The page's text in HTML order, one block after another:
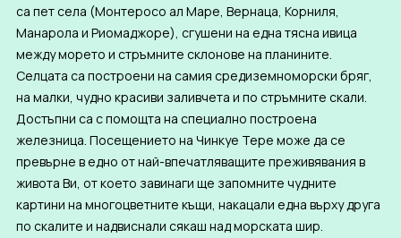
са пет села (Монтеросо ал Маре, Вернаца, Корниля,
Манарола и Риомаджоре), сгушени на една тясна ивица
между морето и стръмните склонове на планините.
Селцата са построени на самия средиземноморски бряг,
на малки, чудно красиви заливчета и по стръмните скали.
Достъпни са с помощта на специално построена
железница. Посещението на Чинкуе Тере може да се
превърне в едно от най-впечатляващите преживявания в
живота Ви, от което завинаги ще запомните чудните
картини на многоцветните къщи, накацали една върху друга
по скалите и надвиснали сякаш над морската шир.